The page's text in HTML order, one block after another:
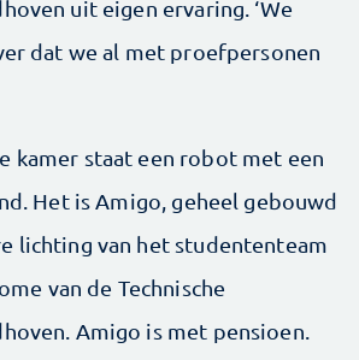
uit eigen ervaring. ‘We
dat we al met proefpersonen
kamer staat een robot met een
Het is Amigo, geheel gebouwd
lichting van het studententeam
van de Technische
Amigo is met pensioen.